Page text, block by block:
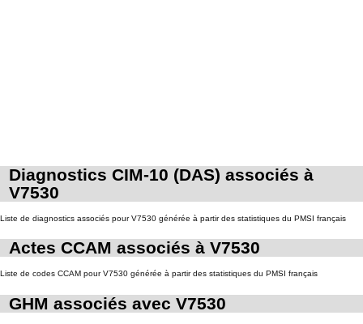
Diagnostics CIM-10 (DAS) associés à
V7530
Liste de diagnostics associés pour V7530 générée à partir des statistiques du PMSI français
Actes CCAM associés à V7530
Liste de codes CCAM pour V7530 générée à partir des statistiques du PMSI français
GHM associés avec V7530